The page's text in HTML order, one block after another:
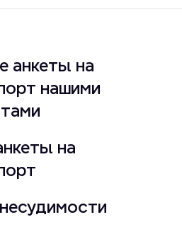
анкеты на
нашими
на